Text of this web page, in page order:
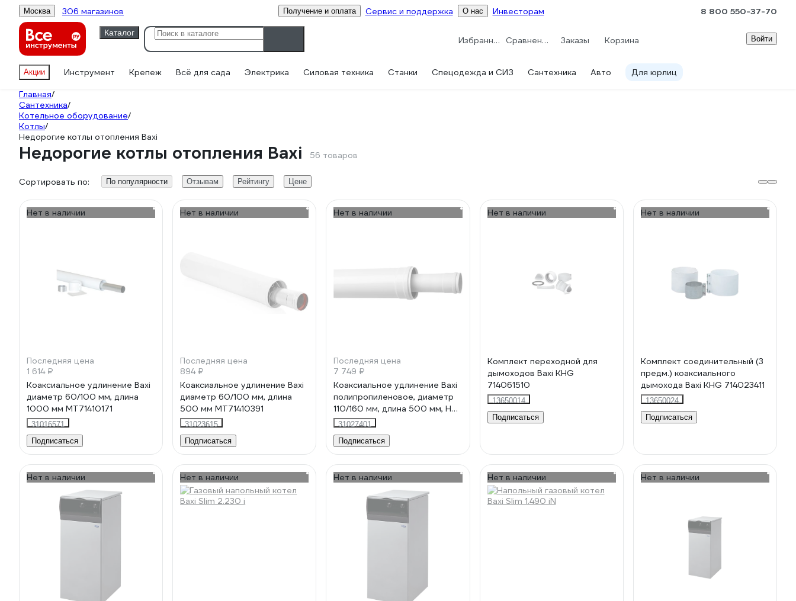
Москва 306 магазинов Получение и оплата Сервис и поддержка О нас Инвесторам 8 800 550-37-70
Каталог
Избранное Сравнение Заказы Корзина Войти
Акции Инструмент Крепеж Всё для сада Электрика Силовая техника Станки Спецодежда и СИЗ Сантехника Авто Для юрлиц
Главная/
Сантехника/
Котельное оборудование/
Котлы/
Недорогие котлы отопления Baxi
Недорогие котлы отопления Baxi 56 товаров
Сортировать по: По популярности Отзывам Рейтингу Цене
Нет в наличии
Последняя цена
1 614 ₽
Коаксиальное удлинение Baxi
диаметр 60/100 мм, длина
1000 мм MT71410171
31016571
Подписаться
Нет в наличии
Последняя цена
894 ₽
Коаксиальное удлинение Baxi
диаметр 60/100 мм, длина
500 мм MT71410391
31023615
Подписаться
Нет в наличии
Последняя цена
7 749 ₽
Коаксиальное удлинение Baxi
полипропиленовое, диаметр
110/160 мм, длина 500 мм, HT
KUG71413371-
31027401
Подписаться
Нет в наличии
Комплект переходной для
дымоходов Baxi KHG
714061510
13650014
Подписаться
Нет в наличии
Комплект соединительный (3
предм.) коаксиального
дымохода Baxi KHG 714023411
13650024
Подписаться
Нет в наличии Нет в наличии Нет в наличии Нет в наличии Нет в наличии